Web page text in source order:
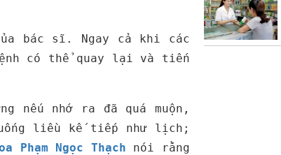
bác sĩ. Ngay cả khi các
có thể quay lại và tiến
nếu nhớ ra đã quá muộn,
liều kế tiếp như lịch;
Phạm Ngọc Thạch nói rằng